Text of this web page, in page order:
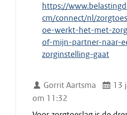
e
c
i
t
a
https://
cm/connect/nl/
oe-werkt-het-met-
of-mijn-partner-naar-
zorginstelling-gaat
Gorrit Aartsma
13
om 11:32